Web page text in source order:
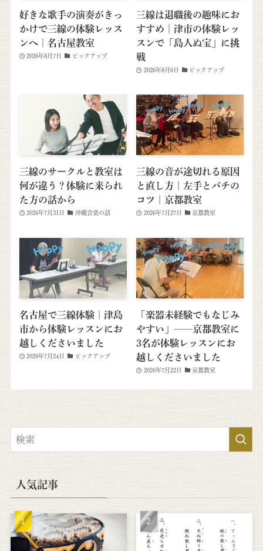
好きな歌手の演奏がきっ
かけで三線の体験レッス
ンへ｜名古屋教室
2026年8月7日 ピックアップ
三線は退職後の趣味にお
すすめ｜津市の体験レッ
スンで「島人ぬ宝」に挑
戦
2026年8月6日 ピックアップ
三線のサークルと教室は
何が違う？体験に来られ
た方の話から
2026年7月31日 沖縄音楽の話
三線の音が途切れる原因
と直し方｜左手とバチの
コツ｜京都教室
2026年7月27日 京都教室
名古屋で三線体験｜津島
市から体験レッスンにお
越しくださいました
2026年7月24日 ピックアップ
「楽器未経験でもなじみ
やすい」──京都教室に
3名が体験レッスンにお
越しくださいました
2026年7月22日 京都教室
人気記事